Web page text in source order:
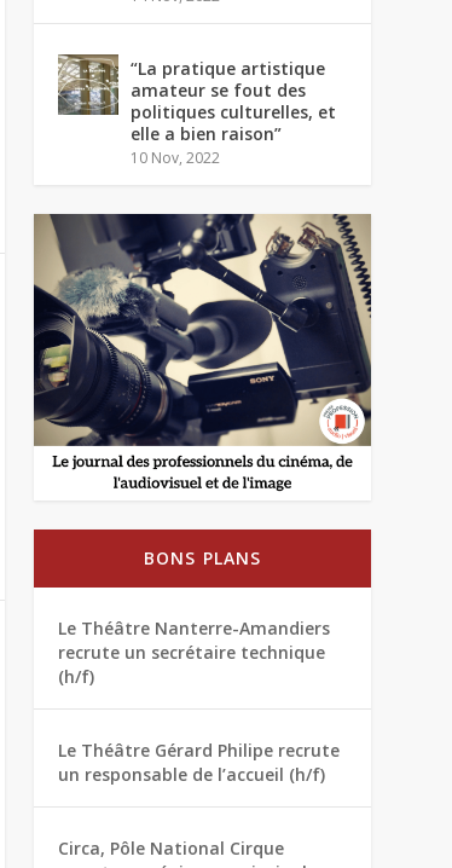
“La pratique artistique
amateur se fout des
politiques culturelles, et
elle a bien raison”
10 Nov, 2022
BONS PLANS
Le Théâtre Nanterre-Amandiers
recrute un secrétaire technique
(h/f)
Le Théâtre Gérard Philipe recrute
un responsable de l’accueil (h/f)
Circa, Pôle National Cirque